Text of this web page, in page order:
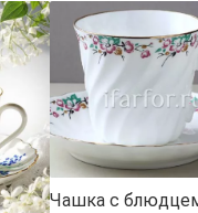
Чашка с